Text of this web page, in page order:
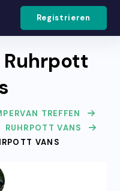
Registrieren
TREFFEN
RUHRPOTT VANS
VANS